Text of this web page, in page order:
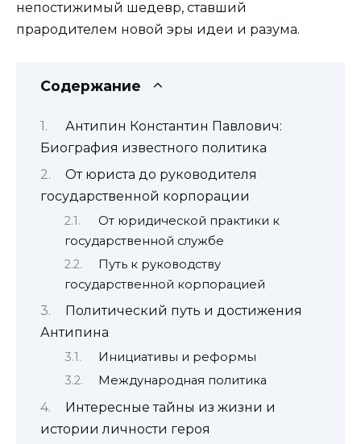
непостижимый шедевр, ставший
прародителем новой эры идеи и разума.
Содержание
Антипин Константин Павлович:
Биография известного политика
От юриста до руководителя
государственной корпорации
От юридической практики к
государственной службе
Путь к руководству
государственной корпорацией
Политический путь и достижения
Антипина
Инициативы и реформы
Международная политика
Интересные тайны из жизни и
истории личности героя